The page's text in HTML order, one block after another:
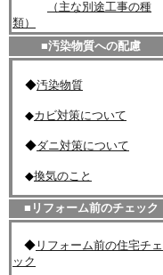
（主な別途工事の種
類）
■汚染物質への配慮
◆汚染物質
◆カビ対策について
◆ダニ対策について
◆換気のこと
■リフォーム前のチェック
◆ リフォーム前の住宅チェ
ック